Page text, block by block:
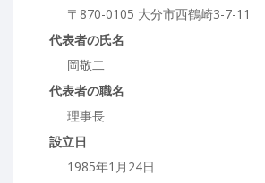
〒870-0105 大分市西鶴崎3-7-11
代表者の氏名
岡敬二
代表者の職名
理事長
設立日
1985年1月24日